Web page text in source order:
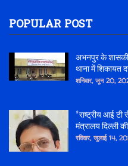
POPULAR POST
अभनपुर के
थाना में शिकायत
शनिवार, जून 20,
*राष्ट्रीय आई टी
मंत्रालय दिल्ली
रविवार, जुलाई 14,